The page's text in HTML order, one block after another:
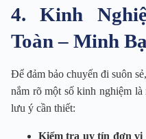
4. Kinh
Toàn – Minh
Để đảm bảo chuyến đi suôn
nắm rõ một số kinh nghiệm
lưu ý cần thiết:
Kiểm tra uy tín đơn vị